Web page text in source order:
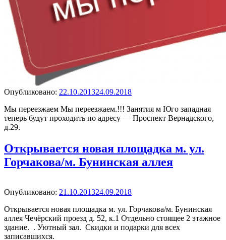
Опубликовано: Опубликовано
22.10.201324.09.2018
Мы переезжаем Мы переезжаем.!!! Занятия м Юго западная
теперь будут проходить по адресу — Проспект Вернадского,
д.29.
Открывается новая площадка м. ул.
Горчакова/­м. Бунинская аллея
Опубликовано: Опубликовано
21.10.201324.09.2018
Открывается новая площадка м. ул. Горчакова/м. Бунинская
аллея Чечёрский проезд д. 52, к.1 Отдельно стоящее 2 этажное
здание. . Уютный зал. Скидки и подарки для всех
записавшихся.